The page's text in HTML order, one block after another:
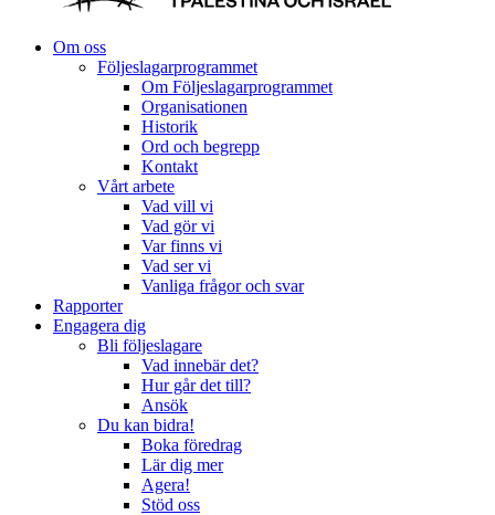
Om oss
Följeslagarprogrammet
Om Följeslagarprogrammet
Organisationen
Historik
Ord och begrepp
Kontakt
Vårt arbete
Vad vill vi
Vad gör vi
Var finns vi
Vad ser vi
Vanliga frågor och svar
Rapporter
Engagera dig
Bli följeslagare
Vad innebär det?
Hur går det till?
Ansök
Du kan bidra!
Boka föredrag
Lär dig mer
Agera!
Stöd oss